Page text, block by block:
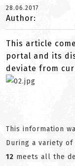
28.06.2017
Author:
This article
portal and its
deviate from
This information
During a variety
12 meets all the